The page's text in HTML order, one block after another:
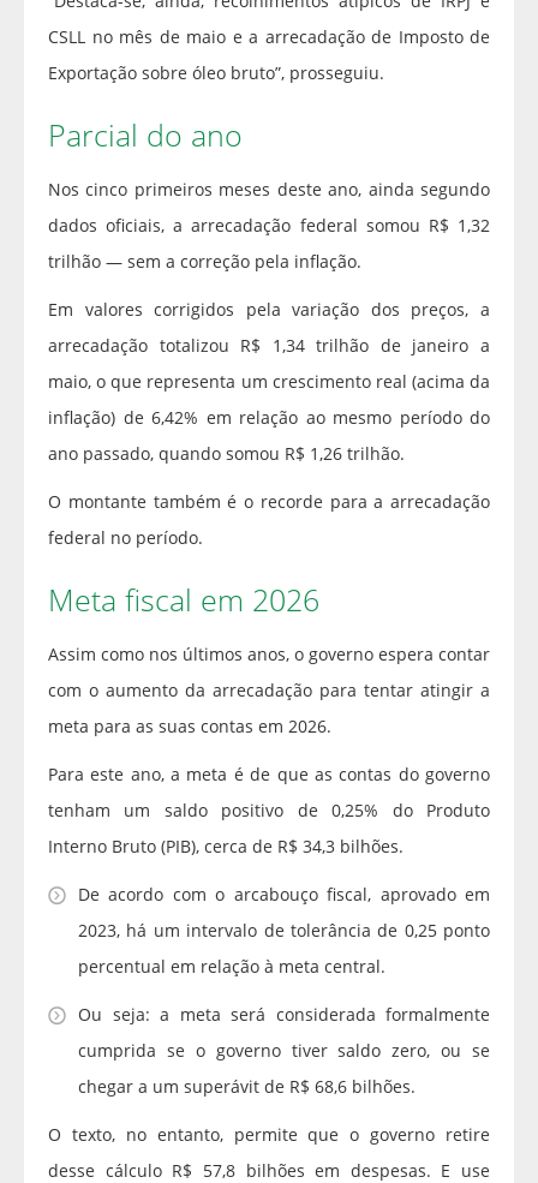
CSLL no mês de maio e a arrecadação de Imposto de
Exportação sobre óleo bruto”, prosseguiu.
Parcial do ano
Nos cinco primeiros meses deste ano, ainda segundo
dados oficiais, a arrecadação federal somou R$ 1,32
trilhão — sem a correção pela inflação.
Em valores corrigidos pela variação dos preços, a
arrecadação totalizou R$ 1,34 trilhão de janeiro a
maio, o que representa um crescimento real (acima da
inflação) de 6,42% em relação ao mesmo período do
ano passado, quando somou R$ 1,26 trilhão.
O montante também é o recorde para a arrecadação
federal no período.
Meta fiscal em 2026
Assim como nos últimos anos, o governo espera contar
com o aumento da arrecadação para tentar atingir a
meta para as suas contas em 2026.
Para este ano, a meta é de que as contas do governo
tenham um saldo positivo de 0,25% do Produto
Interno Bruto (PIB), cerca de R$ 34,3 bilhões.
De acordo com o arcabouço fiscal, aprovado em
2023, há um intervalo de tolerância de 0,25 ponto
percentual em relação à meta central.
Ou seja: a meta será considerada formalmente
cumprida se o governo tiver saldo zero, ou se
chegar a um superávit de R$ 68,6 bilhões.
O texto, no entanto, permite que o governo retire
desse cálculo R$ 57,8 bilhões em despesas. E use